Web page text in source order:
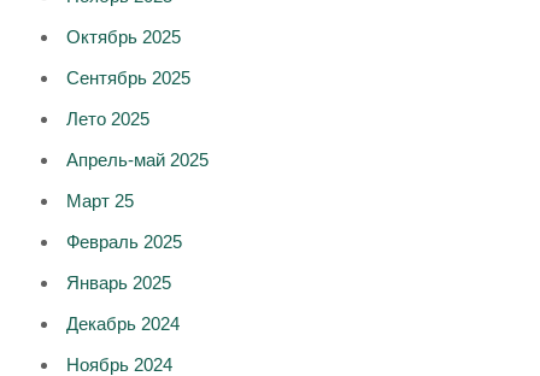
Октябрь 2025
Сентябрь 2025
Лето 2025
Апрель-май 2025
Март 25
Февраль 2025
Январь 2025
Декабрь 2024
Ноябрь 2024